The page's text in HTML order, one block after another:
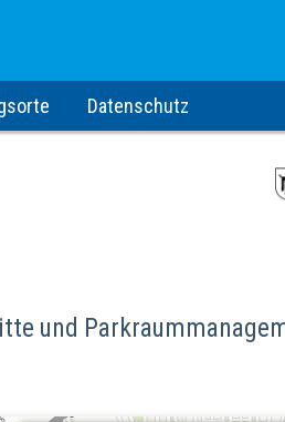
Datenschutz
und